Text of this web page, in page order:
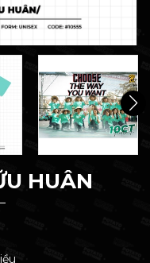
HUÂN